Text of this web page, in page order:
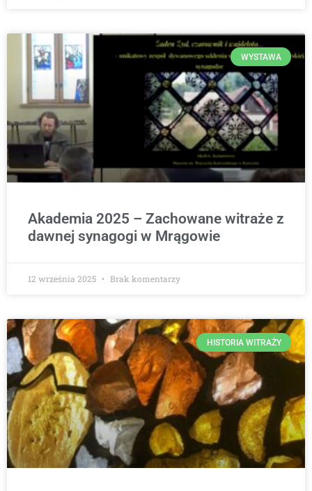
WYSTAWA
Akademia 2025 – Zachowane witraże z
dawnej synagogi w Mrągowie
12 września 2025 Brak komentarzy
HISTORIA WITRAŻY